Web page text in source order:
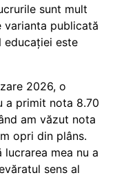
sunt mult
publicată
educației este
2026, o
a primit nota 8.70
am văzut nota
opri din plâns.
mea nu a
sens al